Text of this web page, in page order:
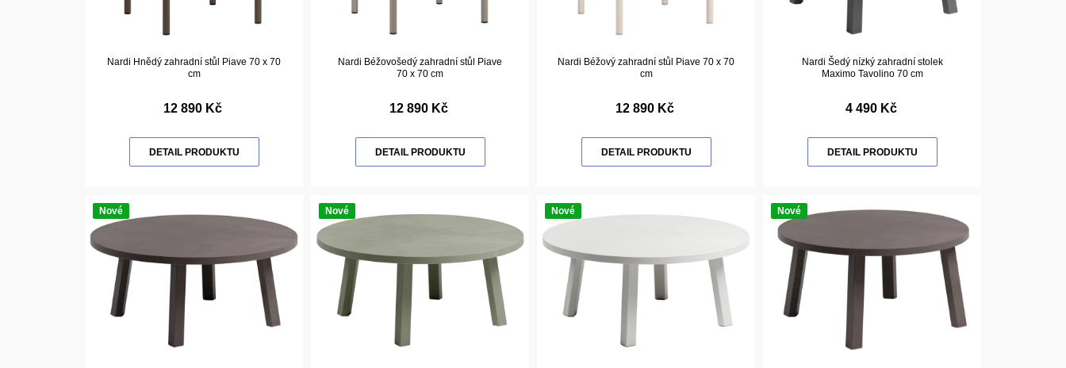
Nardi Hnědý zahradní stůl Piave 70 x 70
cm
12 890 Kč
DETAIL PRODUKTU
Nardi Béžovošedý zahradní stůl Piave
70 x 70 cm
12 890 Kč
DETAIL PRODUKTU
Nardi Béžový zahradní stůl Piave 70 x 70
cm
12 890 Kč
DETAIL PRODUKTU
Nardi Šedý nízký zahradní stolek
Maximo Tavolino 70 cm
4 490 Kč
DETAIL PRODUKTU
Nové Nové Nové Nové